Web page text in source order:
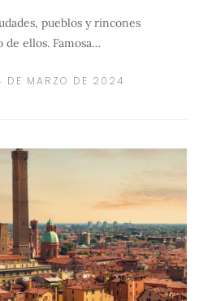
pueblos y rincones
de ellos. Famosa…
DE MARZO DE 2024